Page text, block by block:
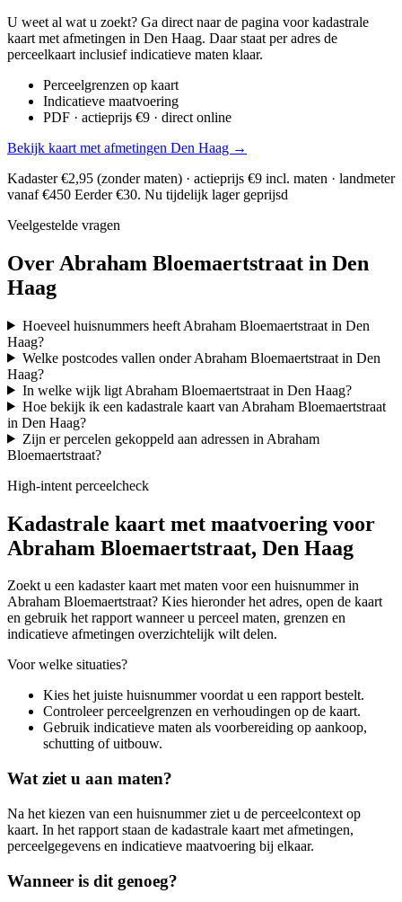
U weet al wat u zoekt? Ga direct naar de pagina voor kadastrale
kaart met afmetingen in Den Haag. Daar staat per adres de
perceelkaart inclusief indicatieve maten klaar.
Perceelgrenzen op kaart
Indicatieve maatvoering
PDF · actieprijs €9 · direct online
Bekijk kaart met afmetingen Den Haag →
Kadaster €2,95 (zonder maten) · actieprijs €9 incl. maten · landmeter
vanaf €450 Eerder €30. Nu tijdelijk lager geprijsd
Veelgestelde vragen
Over Abraham Bloemaertstraat in Den
Haag
Hoeveel huisnummers heeft Abraham Bloemaertstraat in Den
Haag?
Welke postcodes vallen onder Abraham Bloemaertstraat in Den
Haag?
In welke wijk ligt Abraham Bloemaertstraat in Den Haag?
Hoe bekijk ik een kadastrale kaart van Abraham Bloemaertstraat
in Den Haag?
Zijn er percelen gekoppeld aan adressen in Abraham
Bloemaertstraat?
High-intent perceelcheck
Kadastrale kaart met maatvoering voor
Abraham Bloemaertstraat, Den Haag
Zoekt u een kadaster kaart met maten voor een huisnummer in
Abraham Bloemaertstraat? Kies hieronder het adres, open de kaart
en gebruik het rapport wanneer u perceel maten, grenzen en
indicatieve afmetingen overzichtelijk wilt delen.
Voor welke situaties?
Kies het juiste huisnummer voordat u een rapport bestelt.
Controleer perceelgrenzen en verhoudingen op de kaart.
Gebruik indicatieve maten als voorbereiding op aankoop,
schutting of uitbouw.
Wat ziet u aan maten?
Na het kiezen van een huisnummer ziet u de perceelcontext op
kaart. In het rapport staan de kadastrale kaart met afmetingen,
perceelgegevens en indicatieve maatvoering bij elkaar.
Wanneer is dit genoeg?